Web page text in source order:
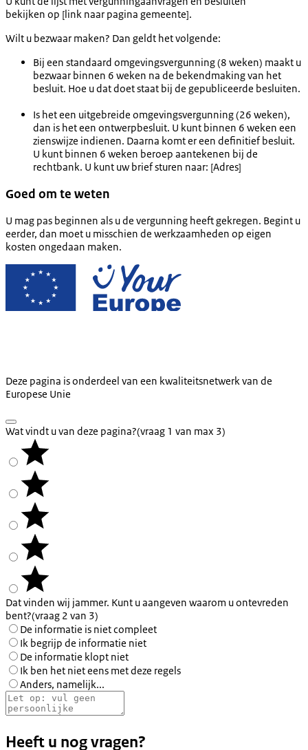
bekijken op [link naar pagina gemeente].
Wilt u bezwaar maken? Dan geldt het volgende:
Bij een standaard omgevingsvergunning (8 weken) maakt u
bezwaar binnen 6 weken na de bekendmaking van het
besluit. Hoe u dat doet staat bij de gepubliceerde besluiten.
Is het een uitgebreide omgevingsvergunning (26 weken),
dan is het een ontwerpbesluit. U kunt binnen 6 weken een
zienswijze indienen. Daarna komt er een definitief besluit.
U kunt binnen 6 weken beroep aantekenen bij de
rechtbank. U kunt uw brief sturen naar: [Adres]
Goed om te weten
U mag pas beginnen als u de vergunning heeft gekregen. Begint u
eerder, dan moet u misschien de werkzaamheden op eigen
kosten ongedaan maken.
Deze pagina is onderdeel van een kwaliteitsnetwerk van de
Europese Unie
Wat vindt u van deze pagina?(vraag 1 van max 3)
Dat vinden wij jammer. Kunt u aangeven waarom u ontevreden
bent?(vraag 2 van 3)
De informatie is niet compleet
Ik begrijp de informatie niet
De informatie klopt niet
Ik ben het niet eens met deze regels
Anders, namelijk...
Heeft u nog vragen?